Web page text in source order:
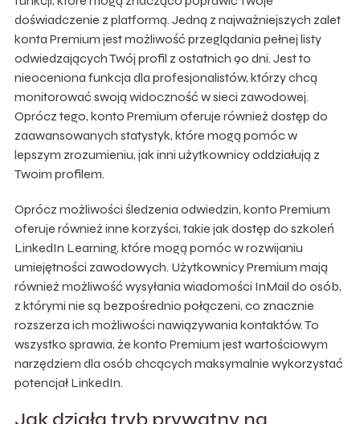
doświadczenie z platformą. Jedną z najważniejszych zalet
konta Premium jest możliwość przeglądania pełnej listy
odwiedzających Twój profil z ostatnich 90 dni. Jest to
nieoceniona funkcja dla profesjonalistów, którzy chcą
monitorować swoją widoczność w sieci zawodowej.
Oprócz tego, konto Premium oferuje również dostęp do
zaawansowanych statystyk, które mogą pomóc w
lepszym zrozumieniu, jak inni użytkownicy oddziałują z
Twoim profilem.
Oprócz możliwości śledzenia odwiedzin, konto Premium
oferuje również inne korzyści, takie jak dostęp do szkoleń
LinkedIn Learning, które mogą pomóc w rozwijaniu
umiejętności zawodowych. Użytkownicy Premium mają
również możliwość wysyłania wiadomości InMail do osób,
z którymi nie są bezpośrednio połączeni, co znacznie
rozszerza ich możliwości nawiązywania kontaktów. To
wszystko sprawia, że konto Premium jest wartościowym
narzędziem dla osób chcących maksymalnie wykorzystać
potencjał LinkedIn.